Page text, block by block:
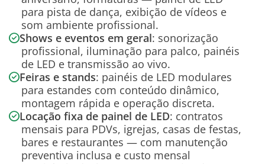
para pista de dança, exibição de vídeos e
som ambiente profissional.
Shows e eventos em geral: sonorização
profissional, iluminação para palco, painéis
de LED e transmissão ao vivo.
Feiras e stands: painéis de LED modulares
para estandes com conteúdo dinâmico,
montagem rápida e operação discreta.
Locação fixa de painel de LED: contratos
mensais para PDVs, igrejas, casas de festas,
bares e restaurantes — com manutenção
preventiva inclusa e custo mensal